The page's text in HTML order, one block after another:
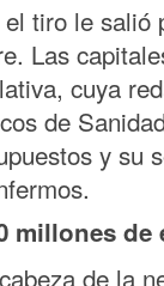
el tiro le salió
Las
cuya
de
y su
millones de
de la